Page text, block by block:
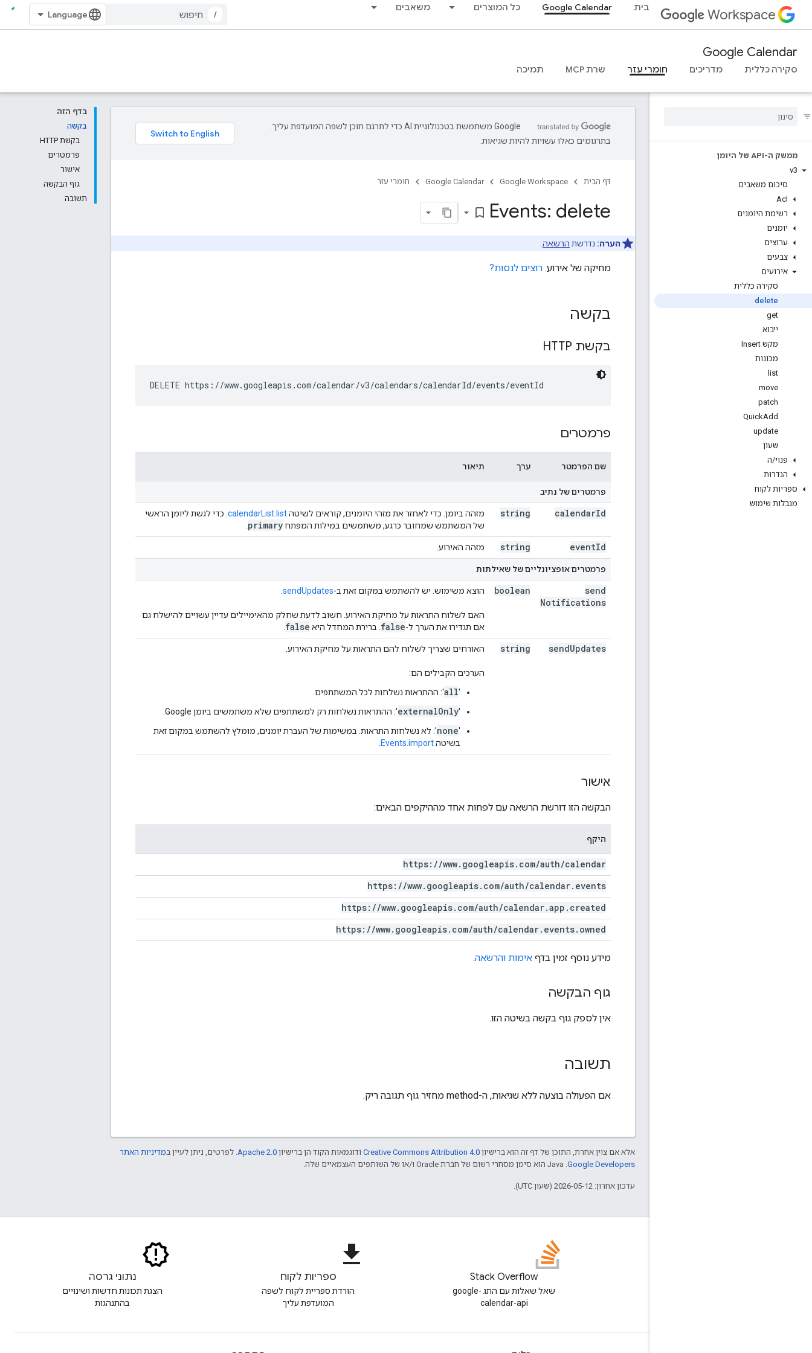
Workspace בית Google Calendar כל המוצרים משאבים
/
Google Calendar
סקירה כללית מדריכים חומרי עזר שרת MCP תמיכה
ממשק ה-API של היומן
v3
סיכום משאבים
Acl
רשימת היומנים
יומנים
ערוצים
צבעים
אירועים
סקירה כללית
delete
get
ייבוא
מקש Insert
מכונות
list
move
patch
QuickAdd
update
שעון
פנוי/ה
הגדרות
ספריות לקוח
מגבלות שימוש
בדף הזה
בקשה
בקשת HTTP
פרמטרים
אישור
גוף הבקשה
תשובה
‫Google משתמשת בטכנולוגיית AI כדי לתרגם תוכן לשפה המועדפת עליך.
בתרגומים כאלו עשויות להיות שגיאות.
דף הבית Google Workspace
Google Calendar חומרי עזר
Events: delete
bookmark_border
הערה: נדרשת הרשאה
מחיקה של אירוע. רוצים לנסות?
בקשה
בקשת HTTP
DELETE https://www.googleapis.com/calendar/v3/calendars/calendarId/events/eventId
פרמטרים
שם הפרמטר ערך תיאור
פרמטרים של נתיב
calendarId
string מזהה ביומן. כדי לאחזר את מזהי היומנים, קוראים לשיטהcalendarList.list . כדי לגשת ליומן הראשי
של המשתמש שמחובר כרגע, משתמשים במילות המפתח primary
eventId
string מזהה האירוע.
פרמטרים אופציונליים של שאילתות
send
Notifications
boolean הוצא משימוש. יש להשתמש במקום זאת ב-sendUpdates
האם לשלוח התראות על מחיקת האירוע. חשוב לדעת שחלק מהאימיילים עדיין עשויים להישלח גם
אם תגדירו את הערך ל-false . ברירת המחדל היא false
sendUpdates
string האורחים שצריך לשלוח להם התראות על מחיקת האירוע.
הערכים הקבילים הם:
'
all': ההתראות נשלחות לכל המשתתפים.
'
externalOnly': ההתראות נשלחות רק למשתתפים שלא משתמשים ביומן Google.
'
none': לא נשלחות התראות. במשימות של העברת יומנים, מומלץ להשתמש במקום זאת
בשיטהEvents.import
אישור
הבקשה הזו דורשת הרשאה עם לפחות אחד מההיקפים הבאים:
היקף
https: //www. googleapis. com/auth/calendar
https: //www. googleapis. com/auth/calendar. events
https: //www. googleapis. com/auth/calendar.app . created
https: //www. googleapis. com/auth/calendar. events. owned
מידע נוסף זמין בדף אימות והרשאה.
גוף הבקשה
אין לספק גוף בקשה בשיטה הזו.
תשובה
אם הפעולה בוצעה ללא שגיאות, ה-method מחזיר גוף תגובה ריק.
אלא אם צוין אחרת, התוכן של דף זה הוא ברישיון Creative Commons Attribution 4.0 ודוגמאות הקוד הן ברישיון Apache 2.0 . לפרטים, ניתן לעיין במדיניות האתר
Google Developers‏
עדכון אחרון: 2026-05-12 (שעון UTC).
Stack Overflow
שאל שאלות עם התג google-
calendar-api
file_download
ספריות לקוח
הורדת ספריית לקוח לשפה
המועדפת עליך
נתוני גרסה
הצגת תכונות חדשות ושינויים
בהתנהגות